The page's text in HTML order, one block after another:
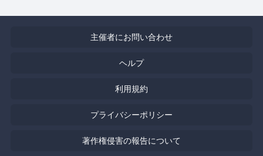
主催者にお問い合わせ
ヘルプ
利用規約
プライバシーポリシー
著作権侵害の報告について